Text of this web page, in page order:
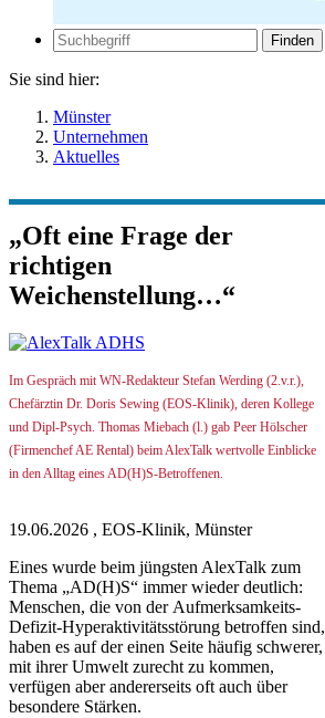
Zur
Suche
Suche
Sie sind hier:
Münster
Unternehmen
Aktuelles
„Oft eine Frage der
richtigen
Weichenstellung…“
Im Gespräch mit WN-Redakteur Stefan Werding (2.v.r.),
Chefärztin Dr. Doris Sewing (EOS-Klinik), deren Kollege
und Dipl-Psych. Thomas Miebach (l.) gab Peer Hölscher
(Firmenchef AE Rental) beim AlexTalk wertvolle Einblicke
in den Alltag eines AD(H)S-Betroffenen.
19.06.2026 , EOS-Klinik, Münster
Eines wurde beim jüngsten AlexTalk zum
Thema „AD(H)S“ immer wieder deutlich:
Menschen, die von der Aufmerksamkeits-
Defizit-Hyperaktivitätsstörung betroffen sind,
haben es auf der einen Seite häufig schwerer,
mit ihrer Umwelt zurecht zu kommen,
verfügen aber andererseits oft auch über
besondere Stärken.